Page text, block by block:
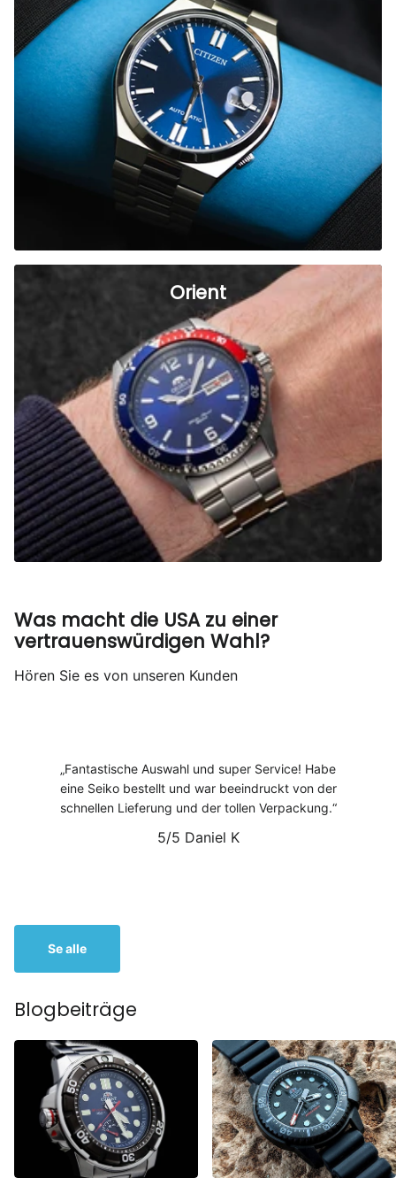
Orient
Was macht die USA zu einer
vertrauenswürdigen Wahl?
Hören Sie es von unseren Kunden
Fantastische Auswahl und super Service! Habe
eine Seiko bestellt und war beeindruckt von der
schnellen Lieferung und der tollen Verpackung.
5/5 Daniel K
Se alle
Blogbeiträge